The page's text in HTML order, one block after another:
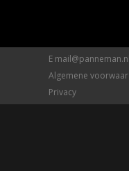
E mail@panneman.nl
Algemene
Privacy